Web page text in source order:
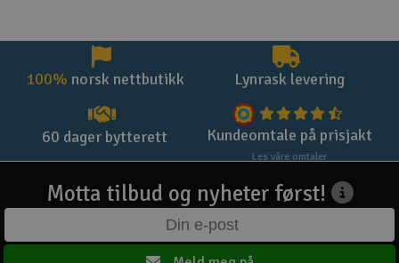
100% norsk nettbutikk Lynrask levering
60 dager bytterett Kundeomtale på prisjakt
Les våre omtaler
Motta tilbud og nyheter først!